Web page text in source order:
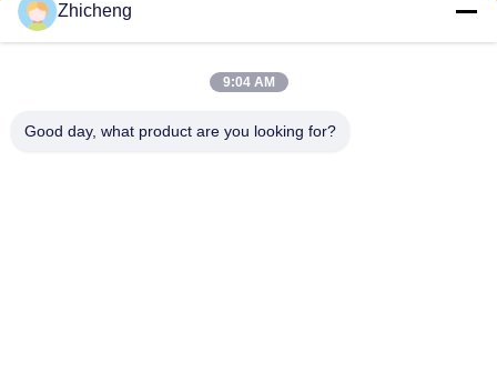
Zhicheng
9:04 AM
Good day, what product are you looking for?